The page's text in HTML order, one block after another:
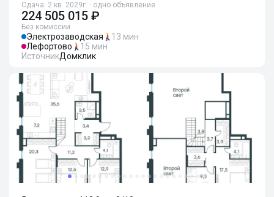
Сдача: 2 кв. 2029г. · одно объявление
224 505 015 ₽
Без комиссии
Электрозаводская
13 мин
Лефортово
15 мин
ИсточникДомклик